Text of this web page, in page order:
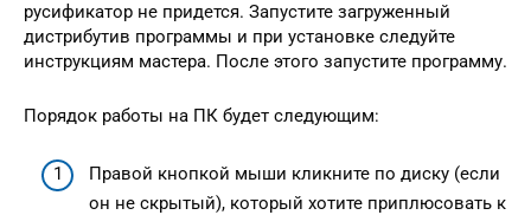
русификатор не придется. Запустите загруженный
дистрибутив программы и при установке следуйте
инструкциям мастера. После этого запустите программу.
Порядок работы на ПК будет следующим:
Правой кнопкой мыши кликните по диску (если
он не скрытый), который хотите приплюсовать к